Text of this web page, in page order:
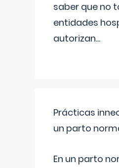
saber que no
entidades
autorizan...
Prácticas
un parto
En un parto